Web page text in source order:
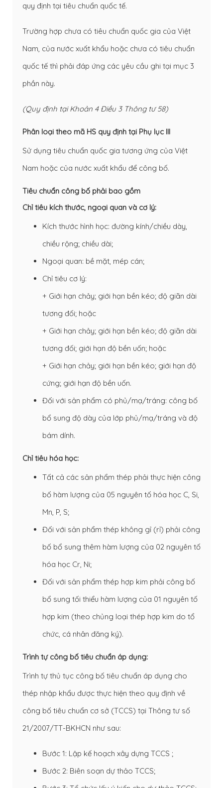
quy định tại tiêu chuẩn quốc tế.
Trường hợp chưa có tiêu chuẩn quốc gia của Việt
Nam, của nước xuất khẩu hoặc chưa có tiêu chuẩn
quốc tế thì phải đáp ứng các yêu cầu ghi tại mục 3
phần này.
(Quy định tại Khoản 4 Điều 3 Thông tư 58)
Phân loại theo mã HS quy định tại Phụ lục III
Sử dụng tiêu chuẩn quốc gia tương ứng của Việt
Nam hoặc của nước xuất khẩu để công bố.
Tiêu chuẩn công bố phải bao gồm
Chỉ tiêu kích thước, ngoại quan và cơ lý:
Kích thước hình học: đường kính/chiều dày,
chiều rộng; chiều dài;
Ngoại quan: bề mặt, mép cán;
Chỉ tiêu cơ lý:
+ Giới hạn chảy; giới hạn bền kéo; độ giãn dài
tương đối; hoặc
+ Giới hạn chảy; giới hạn bền kéo; độ giãn dài
tương đối; giới hạn độ bền uốn; hoặc
+ Giới hạn chảy; giới hạn bền kéo; giới hạn độ
cứng; giới hạn độ bền uốn.
Đối với sản phẩm có phủ/mạ/tráng: công bố
bổ sung độ dày của lớp phủ/mạ/tráng và độ
bám dính.
Chỉ tiêu hóa học:
Tất cả các sản phẩm thép phải thực hiện công
bố hàm lượng của 05 nguyên tố hóa học C, Si,
Mn, P, S;
Đối với sản phẩm thép không gỉ (rỉ) phải công
bố bổ sung thêm hàm lượng của 02 nguyên tố
hóa học Cr, Ni;
Đối với sản phẩm thép hợp kim phải công bố
bổ sung tối thiểu hàm lượng của 01 nguyên tố
hợp kim (theo chủng loại thép hợp kim do tổ
chức, cá nhân đăng ký).
Trình tự công bố tiêu chuẩn áp dụng:
Trình tự thủ tục công bố tiêu chuẩn áp dụng cho
thép nhập khẩu được thực hiện theo quy định về
công bố tiêu chuẩn cơ sở (TCCS) tại Thông tư số
21/2007/TT-BKHCN như sau:
Bước 1: Lập kế hoạch xây dựng TCCS ;
Bước 2: Biên soạn dự thảo TCCS;